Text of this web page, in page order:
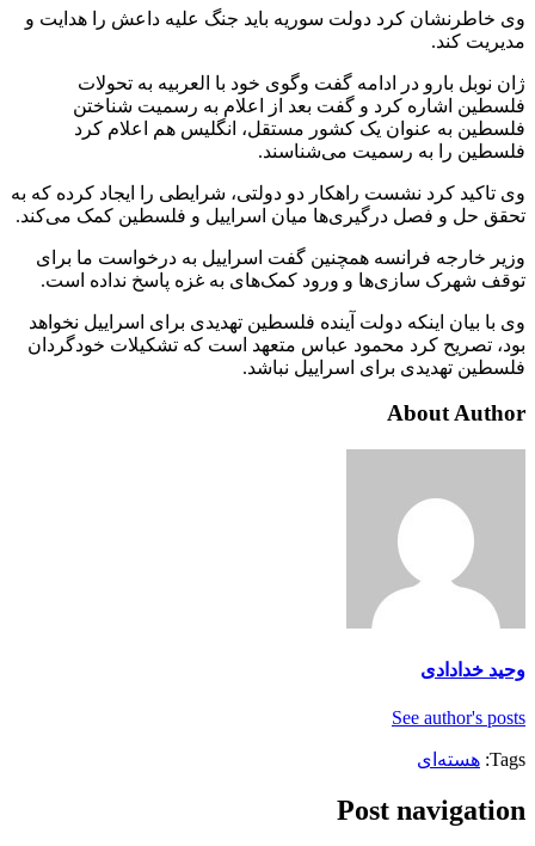
‌وی خاطرنشان کرد دولت سوریه باید جنگ علیه داعش را هدایت و
مدیریت کند.
ژان نوبل بارو در ادامه گفت وگوی خود با العربیه به تحولات
فلسطین اشاره کرد و گفت بعد از اعلام به رسمیت شناختن
فلسطین به عنوان یک کشور مستقل، انگلیس هم اعلام کرد
فلسطین را به رسمیت می‌شناسند.
وی تاکید کرد نشست راهکار دو دولتی، شرایطی را ایجاد کرده که به
تحقق حل و فصل درگیری‌ها میان اسراییل و فلسطین کمک می‌کند.
وزیر خارجه فرانسه همچنین گفت اسراییل به درخواست ما برای
توقف شهرک سازی‌ها و ورود کمک‌های به غزه پاسخ نداده است.
وی با بیان اینکه دولت آینده فلسطین تهدیدی برای اسراییل نخواهد
بود، تصریح کرد محمود عباس متعهد است که تشکیلات خودگردان
فلسطین تهدیدی برای اسراییل نباشد.
About Author
وحید خدادادی
See author's posts
Tags: هسته‌ای
Post navigation